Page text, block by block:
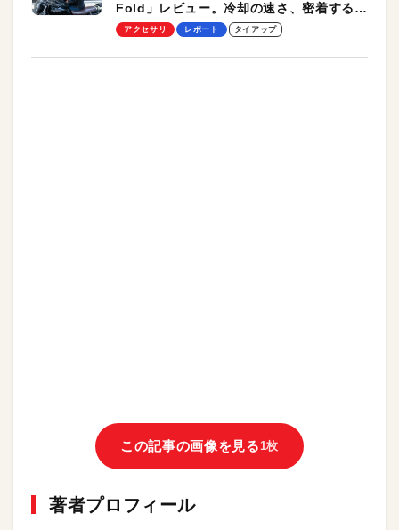
Fold」レビュー。冷却の速さ、密着する冷
却プレート、シンプルな操作性がグッド！
アクセサリ レポート タイアップ
この記事の画像を見る1枚
著者プロフィール